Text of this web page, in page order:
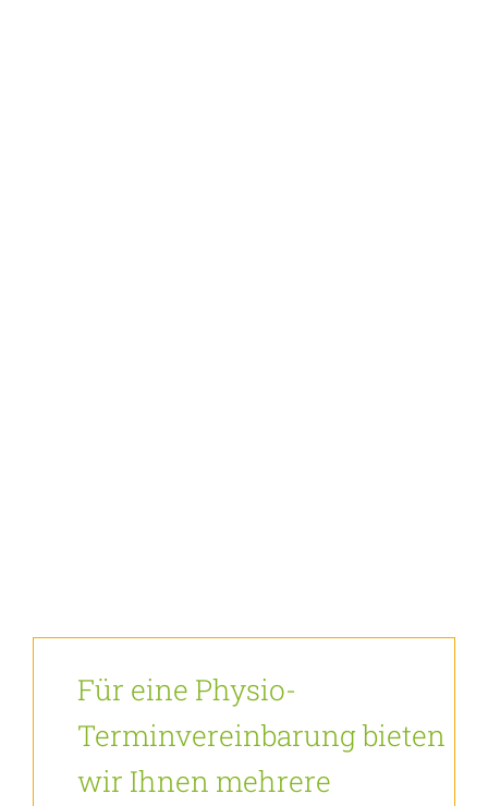
Für eine Physio-
Terminvereinbarung bieten
wir Ihnen mehrere